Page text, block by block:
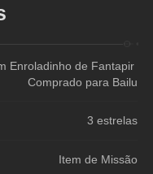
Enroladinho de Fantapir
Comprado para Bailu
3 estrelas
Item de Missão